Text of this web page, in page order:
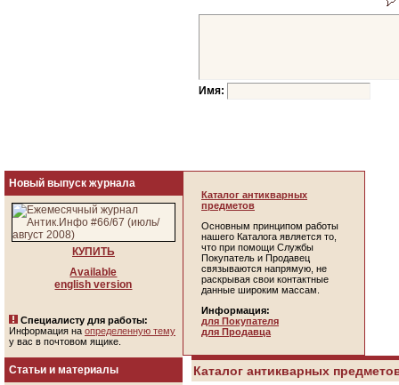
Имя:
Новый выпуск журнала
КУПИТЬ
Available
english version
Специалисту для работы:
Информация на определенную тему
у вас в почтовом ящике.
Статьи и материалы
Каталог антикварных
предметов
Основным принципом работы
нашего Каталога является то,
что при помощи Службы
Покупатель и Продавец
связываются напрямую, не
раскрывая свои контактные
данные широким массам.
Информация:
для Покупателя
для Продавца
Каталог антикварных